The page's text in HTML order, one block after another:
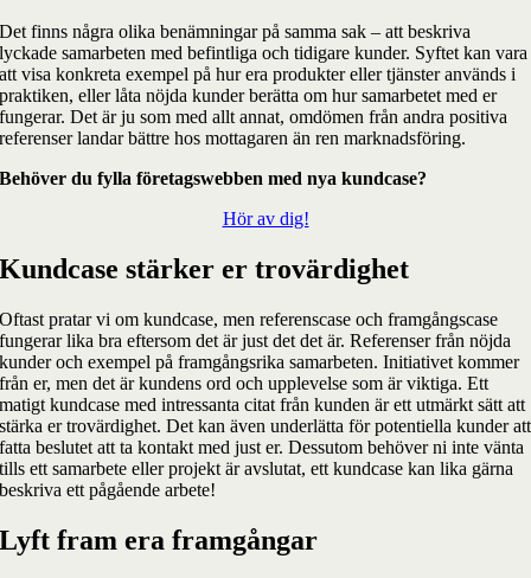
Det finns några olika benämningar på samma sak – att beskriva
lyckade samarbeten med befintliga och tidigare kunder. Syftet kan vara
att visa konkreta exempel på hur era produkter eller tjänster används i
praktiken, eller låta nöjda kunder berätta om hur samarbetet med er
fungerar. Det är ju som med allt annat, omdömen från andra positiva
referenser landar bättre hos mottagaren än ren marknadsföring.
Behöver du fylla företagswebben med nya kundcase?
Hör av dig!
Kundcase stärker er trovärdighet
Oftast pratar vi om kundcase, men referenscase och framgångscase
fungerar lika bra eftersom det är just det det är. Referenser från nöjda
kunder och exempel på framgångsrika samarbeten. Initiativet kommer
från er, men det är kundens ord och upplevelse som är viktiga. Ett
matigt kundcase med intressanta citat från kunden är ett utmärkt sätt att
stärka er trovärdighet. Det kan även underlätta för potentiella kunder att
fatta beslutet att ta kontakt med just er. Dessutom behöver ni inte vänta
tills ett samarbete eller projekt är avslutat, ett kundcase kan lika gärna
beskriva ett pågående arbete!
Lyft fram era framgångar